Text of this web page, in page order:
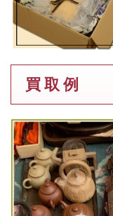
買 取 例